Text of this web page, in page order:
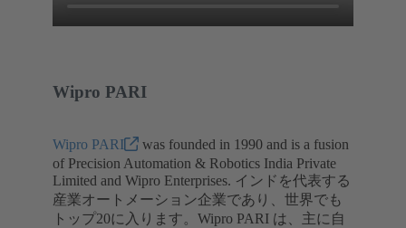
Wipro PARI
Wipro PARI
was founded in 1990 and is a fusion
of Precision Automation & Robotics India Private
Limited and Wipro Enterprises. インドを代表する
産業オートメーション企業であり、世界でも
トップ20に入ります。Wipro PARI は、主に自